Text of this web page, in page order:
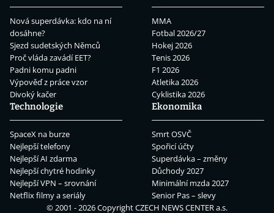
Nová superdávka: kdo na ní
dosáhne?
Sjezd sudetských Němců
Proč vláda zavádí EET?
Padni komu padni
Výpověď z práce vzor
Divoký kačer
MMA
Fotbal 2026/27
Hokej 2026
Tenis 2026
F1 2026
Atletika 2026
Cyklistika 2026
Technologie
SpaceX na burze
Nejlepší telefony
Nejlepší AI zdarma
Nejlepší chytré hodinky
Nejlepší VPN – srovnání
Netflix filmy a seriály
Ekonomika
Smrt OSVČ
Spořicí účty
Superdávka – změny
Důchody 2027
Minimální mzda 2027
Senior Pas – slevy
© 2001 - 2026 CopyrightCZECH NEWS CENTER a.s.